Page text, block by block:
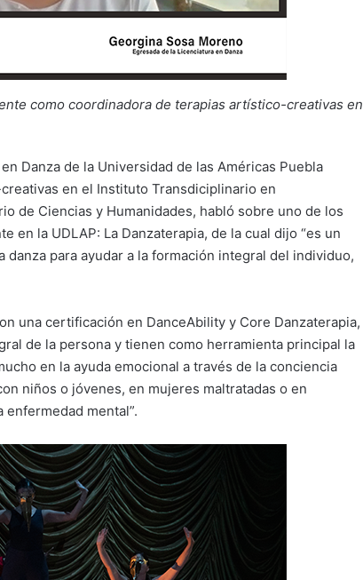
como coordinadora de terapias artístico-creativas en
Danza de la Universidad de las Américas Puebla
en el Instituto Transdiciplinario en
de Ciencias y Humanidades, habló sobre uno de los
en la UDLAP: La Danzaterapia, de la cual dijo “es un
para ayudar a la formación integral del individuo,
una certificación en DanceAbility y Core Danzaterapia,
de la persona y tienen como herramienta principal la
en la ayuda emocional a través de la conciencia
niños o jóvenes, en mujeres maltratadas o en
mental”.